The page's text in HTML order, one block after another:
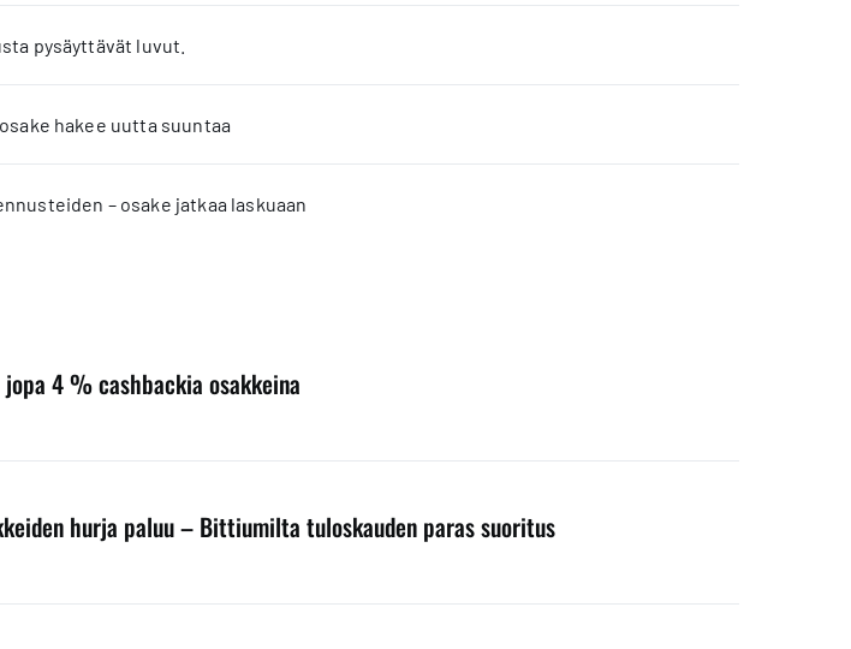
pysäyttävät luvut.
hakee uutta suuntaa
– osake jatkaa laskuaan
4 % cashbackia osakkeina
hurja paluu – Bittiumilta tuloskauden paras suoritus